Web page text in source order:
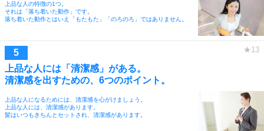
上品な人の特徴の1つ。
それは「落ち着いた動作」です。
落ち着いた動作とはいえ「もたもた」「のろのろ」ではありません。
上品な人には「清潔感」がある。
清潔感を出すための、6つのポイント。
上品な人になるためには、清潔感を心がけましょう。
上品な人には、清潔感があります。
髪はいつもきちんとセットされ、清潔感があります。